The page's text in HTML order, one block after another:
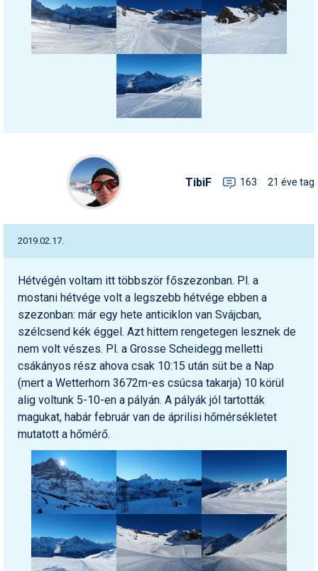
TibiF 163 21 éve tag
2019.02.17.
Hétvégén voltam itt többször főszezonban. Pl. a
mostani hétvége volt a legszebb hétvége ebben a
szezonban: már egy hete anticiklon van Svájcban,
szélcsend kék éggel. Azt hittem rengetegen lesznek de
nem volt vészes. Pl. a Grosse Scheidegg melletti
csákányos rész ahova csak 10:15 után süt be a Nap
(mert a Wetterhorn 3672m-es csúcsa takarja) 10 körül
alig voltunk 5-10-en a pályán. A pályák jól tartották
magukat, habár február van de áprilisi hőmérsékletet
mutatott a hőmérő.